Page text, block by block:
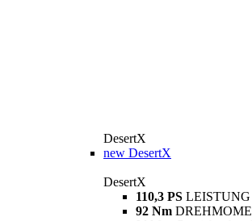
DesertX
new DesertX
DesertX
110,3 PS LEISTUNG
92 Nm